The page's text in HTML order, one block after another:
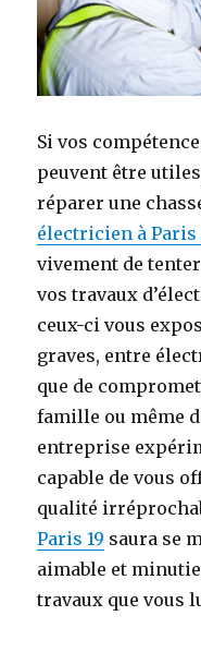
Si vos
peuvent être
réparer une
électricien à Paris
vivement de
vos travaux
ceux-ci vous
graves, entre
que de
famille ou même
entreprise
capable de vous
qualité
Paris 19 saura se
aimable et
travaux que vous